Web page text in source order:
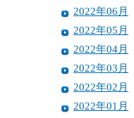
2022年06月
2022年05月
2022年04月
2022年03月
2022年02月
2022年01月